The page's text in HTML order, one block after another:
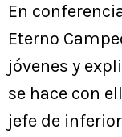
En
Eterno
jóvenes y
se hace con
jefe de